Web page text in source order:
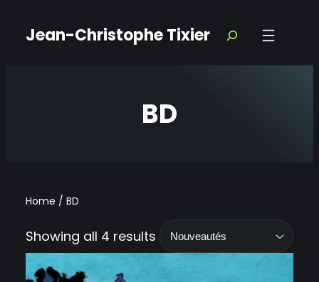
Jean-Christophe Tixier
BD
Home / BD
Showing all 4 results